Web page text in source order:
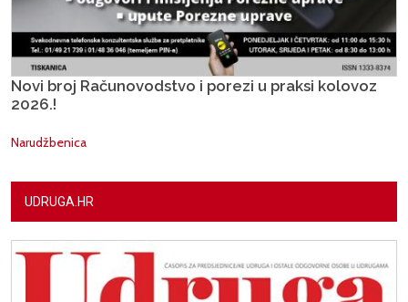
Novi broj Računovodstvo i porezi u praksi kolovoz
2026.!
Narudžbenica
UDRUGA.HR